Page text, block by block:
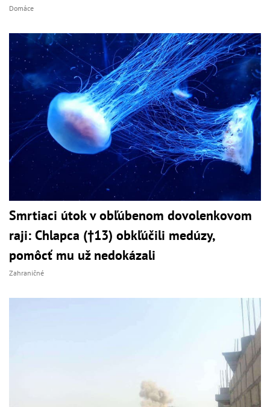
Domáce
Smrtiaci útok v obľúbenom dovolenkovom
raji: Chlapca (†13) obkľúčili medúzy,
pomôcť mu už nedokázali
Zahraničné